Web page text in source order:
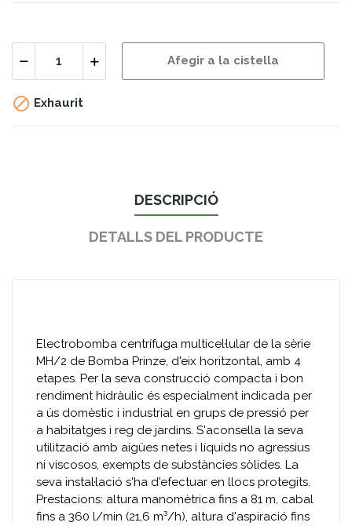
Afegir a la cistella
 Exhaurit
DESCRIPCIÓ
DETALLS DEL PRODUCTE
Electrobomba centrífuga multicel·lular de la sèrie
MH/2 de Bomba Prinze, d'eix horitzontal, amb 4
etapes. Per la seva construcció compacta i bon
rendiment hidràulic és especialment indicada per
a ús domèstic i industrial en grups de pressió per
a habitatges i reg de jardins. S'aconsella la seva
utilització amb aigües netes i líquids no agressius
ni viscosos, exempts de substàncies sòlides. La
seva instal·lació s'ha d'efectuar en llocs protegits.
Prestacions: altura manomètrica fins a 81 m, cabal
fins a 360 l/min (21,6 m³/h), altura d'aspiració fins